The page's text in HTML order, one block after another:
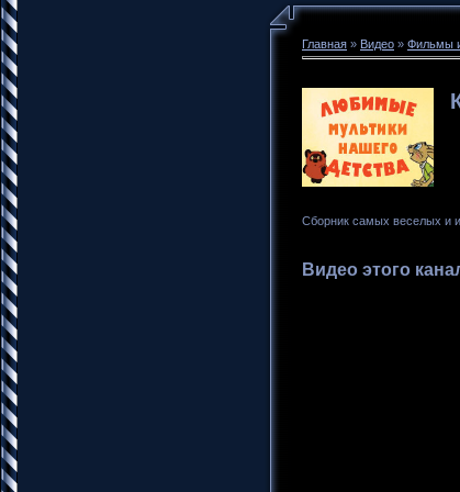
Главная » Видео » Фильмы
Сборник самых веселых и
Видео этого